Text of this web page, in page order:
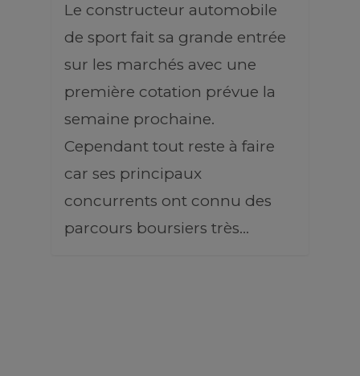
Le constructeur automobile
de sport fait sa grande entrée
sur les marchés avec une
première cotation prévue la
semaine prochaine.
Cependant tout reste à faire
car ses principaux
concurrents ont connu des
parcours boursiers très…